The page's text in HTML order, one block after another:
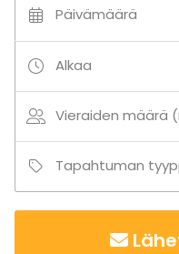
Päivämäärä
Alkaa
Vieraiden määrä
Tapahtuman